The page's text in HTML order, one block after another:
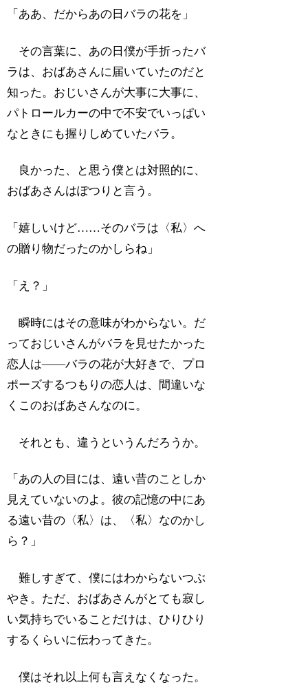
「ああ、だからあの日バラの花を」
その言葉に、あの日僕が手折ったバ
ラは、おばあさんに届いていたのだと
知った。おじいさんが大事に大事に、
パトロールカーの中で不安でいっぱい
なときにも握りしめていたバラ。
良かった、と思う僕とは対照的に、
おばあさんはぽつりと言う。
「嬉しいけど……そのバラは〈私〉へ
の贈り物だったのかしらね」
「え？」
瞬時にはその意味がわからない。だ
っておじいさんがバラを見せたかった
恋人は――バラの花が大好きで、プロ
ポーズするつもりの恋人は、間違いな
くこのおばあさんなのに。
それとも、違うというんだろうか。
「あの人の目には、遠い昔のことしか
見えていないのよ。彼の記憶の中にあ
る遠い昔の〈私〉は、〈私〉なのかし
ら？」
難しすぎて、僕にはわからないつぶ
やき。ただ、おばあさんがとても寂し
い気持ちでいることだけは、ひりひり
するくらいに伝わってきた。
僕はそれ以上何も言えなくなった。